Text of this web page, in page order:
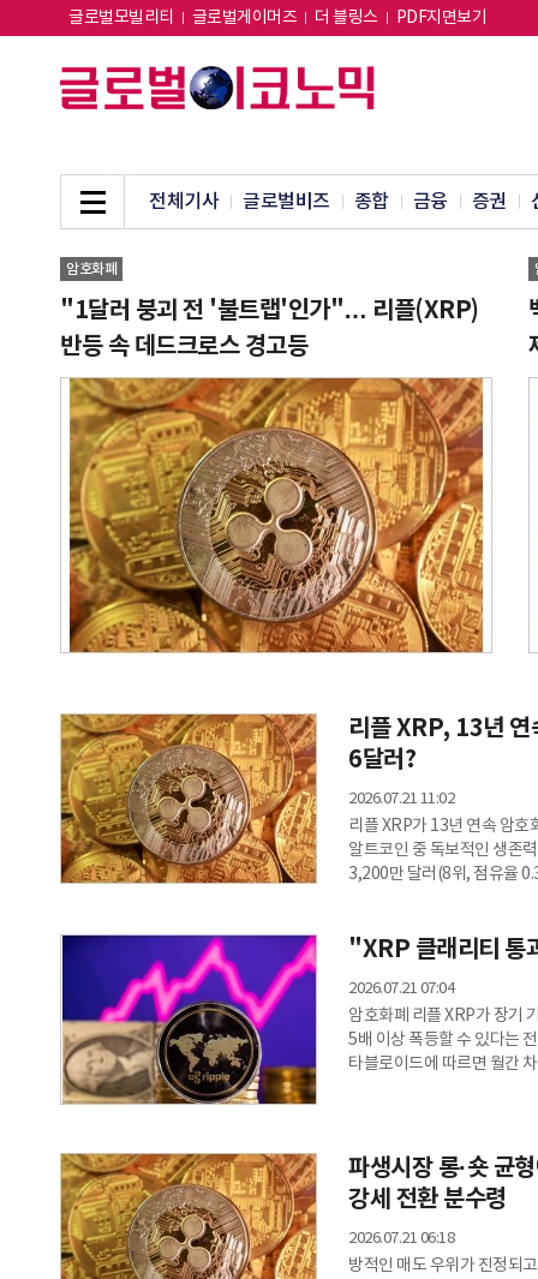
글로벌모빌리티 글로벌게이머즈 더 블링스 PDF지면보기
전체기사 글로벌비즈 종합 금융 증권
암호화폐
"1달러 붕괴 전 '불트랩'인가"… 리플(XRP)
반등 속 데드크로스 경고등
리플 XRP, 13년
6달러?
2026.07.21 11:02
리플 XRP가 13년 연속 암호
알트코인 중 독보적인 생존
3,200만 달러(8위, 점유율
클래식(ETC) 등이 순위권에
탄탄한 생존력
"XRP 클래리티 통
2026.07.21 07:04
암호화폐 리플 XRP가 장기
5배 이상 폭등할 수 있다는
타블로이드에 따르면 월간
돌파… 상승 채널 형성XRP
낮아지고
파생시장 롱·숏 균
강세 전환 분수령
2026.07.21 06:18
방적인 매도 우위가 진정되